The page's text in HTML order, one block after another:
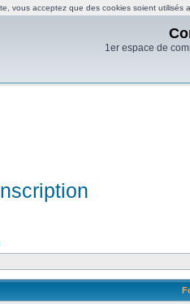
1er espace de
vous acceptez que des cookies soient